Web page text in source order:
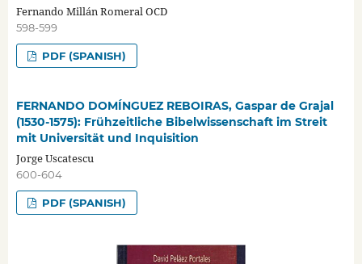
Fernando Millán Romeral OCD
598-599
PDF (SPANISH)
FERNANDO DOMÍNGUEZ REBOIRAS, Gaspar de Grajal
(1530-1575): Frühzeitliche Bibelwissenschaft im Streit
mit Universität und Inquisition
Jorge Uscatescu
600-604
PDF (SPANISH)